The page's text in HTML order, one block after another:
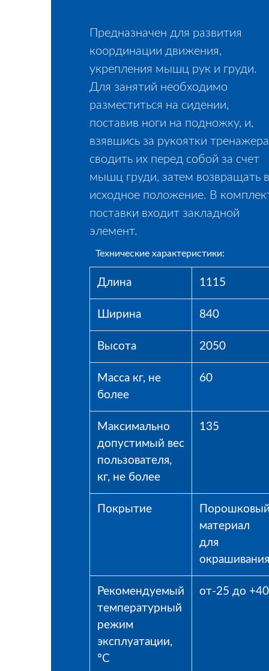
Предназначен для развития
координации движения,
укрепления мышц рук и груди.
Для занятий необходимо
разместиться на сидении,
поставив ноги на подножку, и,
взявшись за рукоятки
сводить их перед собой за счет
мышц груди, затем возвращать в
исходное положение. В
поставки входит закладной
элемент.
Технические характеристики:
Длина 1115
Ширина 840
Высота 2050
Масса кг, не
более
60
Максимально
допустимый вес
пользователя,
кг, не более
135
Покрытие
материал
для
окрашивания
Рекомендуемый
температурный
режим
эксплуатации,
°С
от-25 до +40